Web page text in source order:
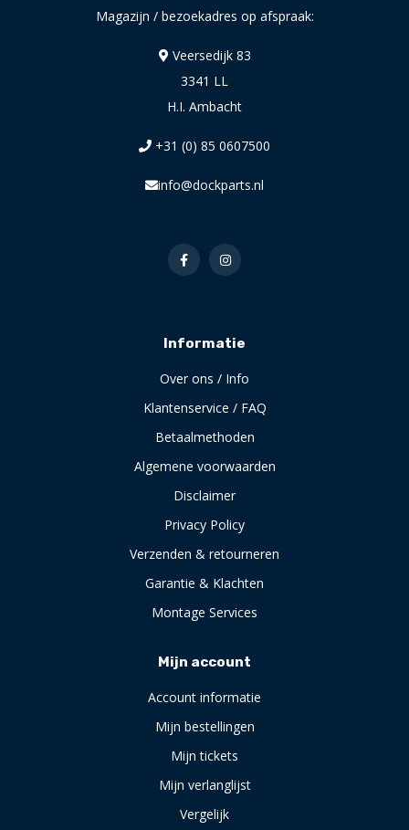
Magazijn / bezoekadres op afspraak:
Veersedijk 83
3341 LL
H.I. Ambacht
+31 (0) 85 0607500
info@dockparts.nl
Informatie
Over ons / Info
Klantenservice / FAQ
Betaalmethoden
Algemene voorwaarden
Disclaimer
Privacy Policy
Verzenden & retourneren
Garantie & Klachten
Montage Services
Mijn account
Account informatie
Mijn bestellingen
Mijn tickets
Mijn verlanglijst
Vergelijk